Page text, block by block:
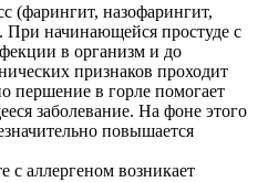
(фарингит, назофарингит,
начинающейся простуде с
в организм и до
признаков проходит
першение в горле помогает
заболевание. На фоне этого
повышается
с аллергеном возникает